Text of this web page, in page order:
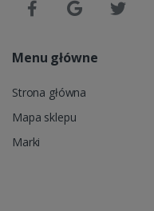
Menu główne
Strona główna
Mapa sklepu
Marki